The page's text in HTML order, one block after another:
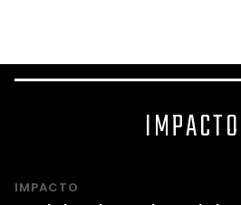
IMPACTO
IMPACTO